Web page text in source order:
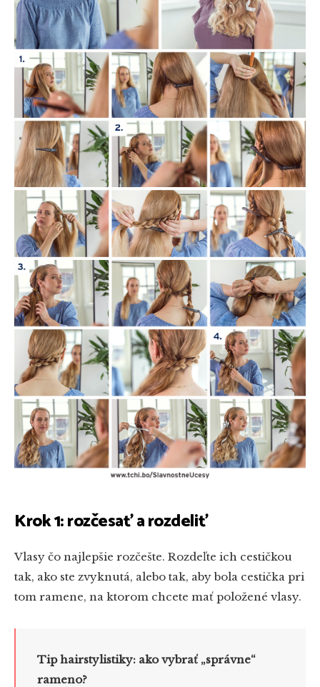
Krok 1: rozčesať a rozdeliť
Vlasy čo najlepšie rozčešte. Rozdeľte ich cestičkou
tak, ako ste zvyknutá, alebo tak, aby bola cestička pri
tom ramene, na ktorom chcete mať položené vlasy.
Tip hairstylistiky: ako vybrať „správne“
rameno?